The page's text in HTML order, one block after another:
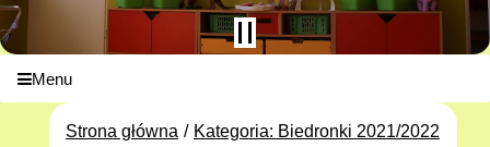
Menu
Strona główna
Kategoria: Biedronki 2021/2022